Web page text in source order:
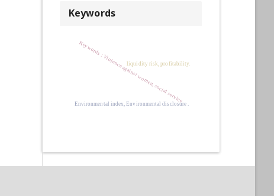
Keywords
Keywords : Violence against women, social service
liquidity risk, profitability.
Environmental index, Environmental disclosure .